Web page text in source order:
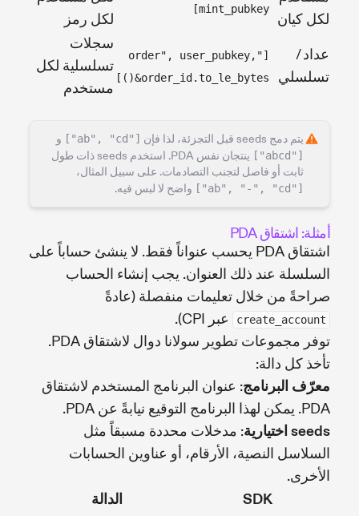
لكل كيان
mint_pubkey]
لكل رمز
عداد /
تسلسلي
["order", user_pubkey,
&order_id.to_le_bytes()]
سجلات
تسلسلية لكل
مستخدم
يتم دمج seeds قبل التجزئة، لذا فإن ["ab", "cd"] و
["abcd"]
ينتجان نفس PDA. استخدم seeds ذات طول
ثابت أو فاصل لتجنب التصادمات. على سبيل المثال،
["ab", "-", "cd"] واضح لا لبس فيه.
أمثلة: اشتقاق PDA
اشتقاق PDA يحسب عنواناً فقط. لا ينشئ حساباً على
السلسلة عند ذلك العنوان. يجب إنشاء الحساب
صراحةً من خلال تعليمات منفصلة (عادةً
create_account
عبر CPI).
توفر مجموعات تطوير سولانا دوال لاشتقاق PDA.
تأخذ كل دالة:
معرّف البرنامج: عنوان البرنامج المستخدم لاشتقاق
PDA. يمكن لهذا البرنامج التوقيع نيابةً عن PDA.
seeds اختيارية
: مدخلات محددة مسبقاً مثل
السلاسل النصية، الأرقام، أو عناوين الحسابات
الأخرى.
SDK
الدالة